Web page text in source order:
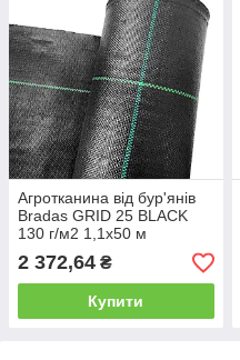
Агротканина від бур'янів
Bradas GRID 25 BLACK
130 г/м2 1,1х50 м
2 372,64 ₴
Купити